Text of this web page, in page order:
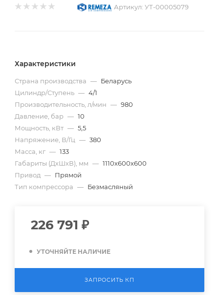
Артикул: УТ-00005079
Характеристики
Страна производства — Беларусь
Цилиндр/Ступень — 4/1
Производительность, л/мин — 980
Давление, бар — 10
Мощность, кВт — 5,5
Напряжение, В/Гц — 380
Масса, кг — 133
Габариты (ДхШхВ), мм — 1110х600х600
Привод — Прямой
Тип компрессора — Безмасляный
226 791 ₽
УТОЧНЯЙТЕ НАЛИЧИЕ
ЗАПРОСИТЬ КП